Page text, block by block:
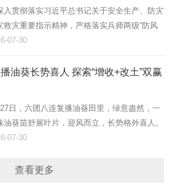
入贯彻落实习近平总书记关于安全生产、防灾
救灾重要指示精神，严格落实兵师两级“防风
保安全、护稳定”工作部署，立足“七下八上”防
一团金银川镇组织…
07-30
油葵长势喜人 探索“增收+改土”双赢
日，六团八连复播油葵田里，绿意盎然，一
油葵苗舒展叶片，迎风而立，长势格外喜人。
连长田翠彩正俯身田间，仔细查看植株密度与
07-30
查看更多